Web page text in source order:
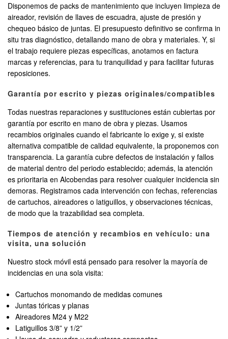
Disponemos de packs de mantenimiento que incluyen limpieza de
aireador, revisión de llaves de escuadra, ajuste de presión y
chequeo básico de juntas. El presupuesto definitivo se confirma in
situ tras diagnóstico, detallando mano de obra y materiales. Y, si
el trabajo requiere piezas específicas, anotamos en factura
marcas y referencias, para tu tranquilidad y para facilitar futuras
reposiciones.
Garantía por escrito y piezas originales/compatibles
Todas nuestras reparaciones y sustituciones están cubiertas por
garantía por escrito en mano de obra y piezas. Usamos
recambios originales cuando el fabricante lo exige y, si existe
alternativa compatible de calidad equivalente, la proponemos con
transparencia. La garantía cubre defectos de instalación y fallos
de material dentro del periodo establecido; además, la atención
es prioritaria en Alcobendas para resolver cualquier incidencia sin
demoras. Registramos cada intervención con fechas, referencias
de cartuchos, aireadores o latiguillos, y observaciones técnicas,
de modo que la trazabilidad sea completa.
Tiempos de atención y recambios en vehículo: una
visita, una solución
Nuestro stock móvil está pensado para resolver la mayoría de
incidencias en una sola visita:
Cartuchos monomando de medidas comunes
Juntas tóricas y planas
Aireadores M24 y M22
Latiguillos 3/8” y 1/2”